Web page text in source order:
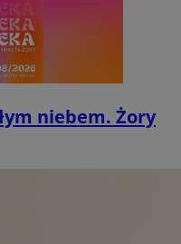
niebem. Żory